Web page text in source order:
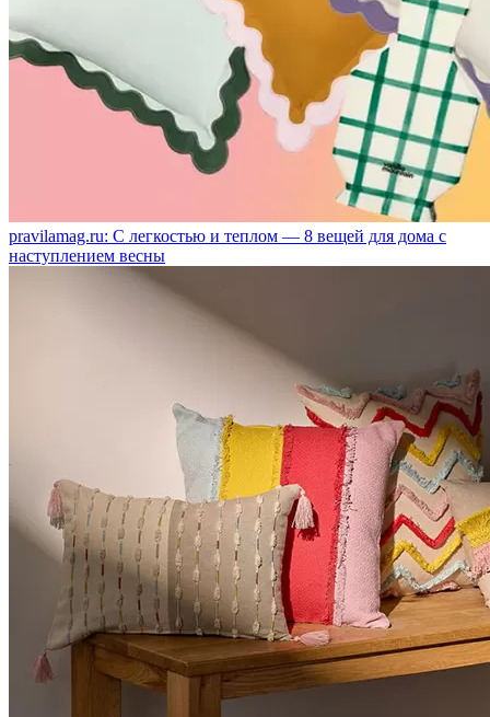
pravilamag.ru: С легкостью и теплом — 8 вещей для дома с
наступлением весны